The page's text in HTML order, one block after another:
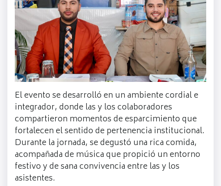
El evento se desarrolló en un ambiente cordial e
integrador, donde las y los colaboradores
compartieron momentos de esparcimiento que
fortalecen el sentido de pertenencia institucional.
Durante la jornada, se degustó una rica comida,
acompañada de música que propició un entorno
festivo y de sana convivencia entre las y los
asistentes.